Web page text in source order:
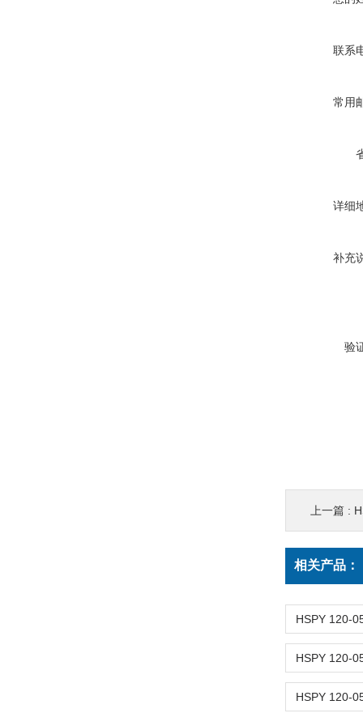
联系
常用
详细
补充
验
上一篇 :
相关产品：